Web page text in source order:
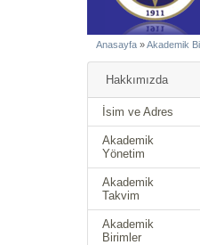
Anasayfa »Akademik
Hakkımızda
İsim ve Adres
Akademik
Yönetim
Akademik
Takvim
Akademik
Birimler